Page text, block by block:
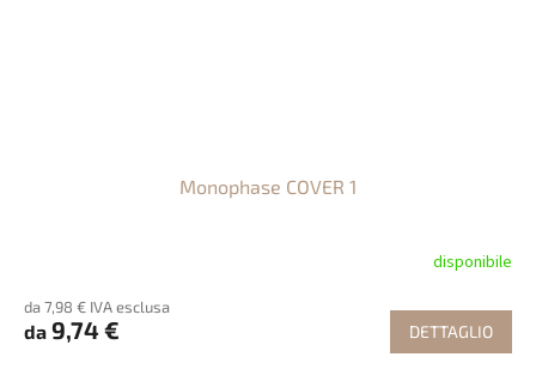
Monophase COVER 1
disponibile
da 7,98 € IVA esclusa
da 9,74 € DETTAGLIO